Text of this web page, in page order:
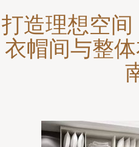
打造理想空间
衣帽间与整